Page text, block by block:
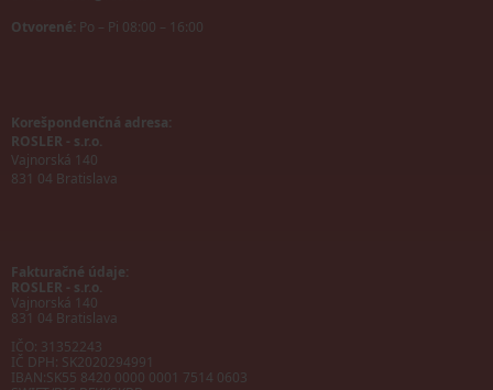
Otvorené: Po – Pi 08:00 – 16:00
Korešpondenčná adresa:
ROSLER - s.r.o.
Vajnorská 140
831 04 Bratislava
Fakturačné údaje:
ROSLER - s.r.o.
Vajnorská 140
831 04 Bratislava
IČO: 31352243
IČ DPH: SK2020294991
IBAN:SK55 8420 0000 0001 7514 0603